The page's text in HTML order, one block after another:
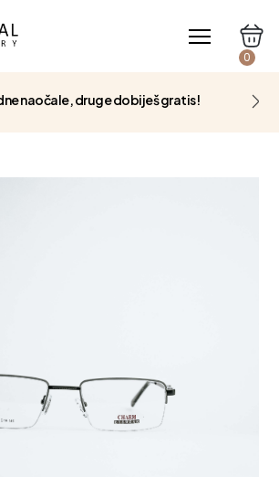
0
naočale, druge dobiješ gratis!